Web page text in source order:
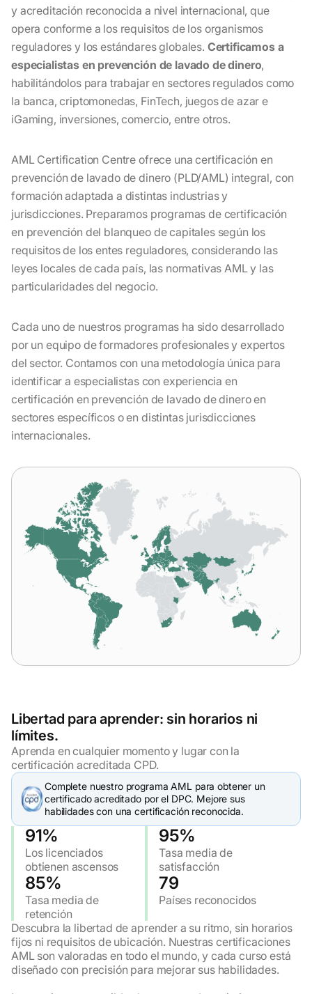
y acreditación reconocida a nivel internacional, que
opera conforme a los requisitos de los organismos
reguladores y los estándares globales. Certificamos a
especialistas en prevención de lavado de dinero,
habilitándolos para trabajar en sectores regulados como
la banca, criptomonedas, FinTech, juegos de azar e
iGaming, inversiones, comercio, entre otros.
AML Certification Centre ofrece una certificación en
prevención de lavado de dinero (PLD/AML) integral, con
formación adaptada a distintas industrias y
jurisdicciones. Preparamos programas de certificación
en prevención del blanqueo de capitales según los
requisitos de los entes reguladores, considerando las
leyes locales de cada país, las normativas AML y las
particularidades del negocio.
Cada uno de nuestros programas ha sido desarrollado
por un equipo de formadores profesionales y expertos
del sector. Contamos con una metodología única para
identificar a especialistas con experiencia en
certificación en prevención de lavado de dinero en
sectores específicos o en distintas jurisdicciones
internacionales.
Libertad para aprender: sin horarios ni
límites.
Aprenda en cualquier momento y lugar con la
certificación acreditada CPD.
Complete nuestro programa AML para obtener un
certificado acreditado por el DPC. Mejore sus
habilidades con una certificación reconocida.
91%
Los licenciados
obtienen ascensos
95%
Tasa media de
satisfacción
85%
Tasa media de
retención
79
Países reconocidos
Descubra la libertad de aprender a su ritmo, sin horarios
fijos ni requisitos de ubicación. Nuestras certificaciones
AML son valoradas en todo el mundo, y cada curso está
diseñado con precisión para mejorar sus habilidades.